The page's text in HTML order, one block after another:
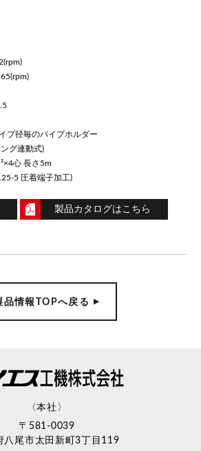
プ径毎のパイプホルダー
グ連動式)
心 長さ5m
5 圧着端子加工)
製品カタログはこちら
品情報TOPへ戻る
〈本社〉
〒581-0039
八尾市太田新町3丁目119